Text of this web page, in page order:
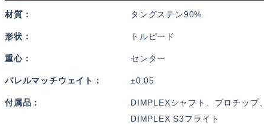
材質 タングステン90%
形状 トルピード
重心 センター
バレルマッチウェイト ±0.05
付属品
DIMPLEXシャフト、プロチップ、
DIMPLEX S3フライト